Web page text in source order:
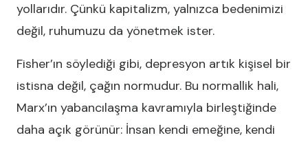
yollarıdır. Çünkü kapitalizm, yalnızca bedenimizi
değil, ruhumuzu da yönetmek ister.
Fisher’ın söylediği gibi, depresyon artık kişisel bir
istisna değil, çağın normudur. Bu normallik hali,
Marx’ın yabancılaşma kavramıyla birleştiğinde
daha açık görünür: İnsan kendi emeğine, kendi